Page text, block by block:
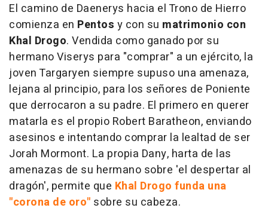
El camino de Daenerys hacia el Trono de Hierro
comienza en Pentos y con su matrimonio con
Khal Drogo. Vendida como ganado por su
hermano Viserys para "comprar" a un ejército, la
joven Targaryen siempre supuso una amenaza,
lejana al principio, para los señores de Poniente
que derrocaron a su padre. El primero en querer
matarla es el propio Robert Baratheon, enviando
asesinos e intentando comprar la lealtad de ser
Jorah Mormont. La propia Dany, harta de las
amenazas de su hermano sobre 'el despertar al
dragón', permite que Khal Drogo funda una
"corona de oro" sobre su cabeza.